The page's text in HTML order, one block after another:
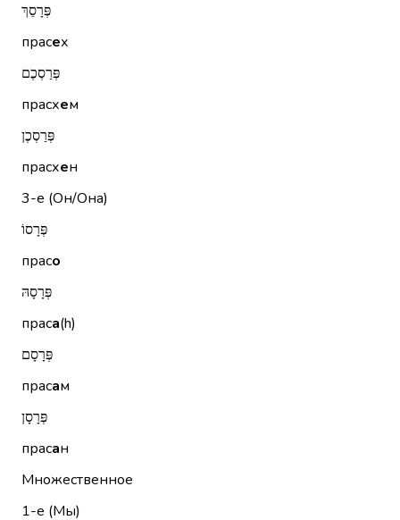
פְּרָסֵךְ
прасех
פְּרַסְכֶם
прасхем
פְּרַסְכֶן
прасхен
3-е (Он/Она)
פְּרָסוֹ
прасо
פְּרָסָהּ
праса(h)
פְּרָסָם
прасам
פְּרָסָן
прасан
Множественное
1-е (Мы)